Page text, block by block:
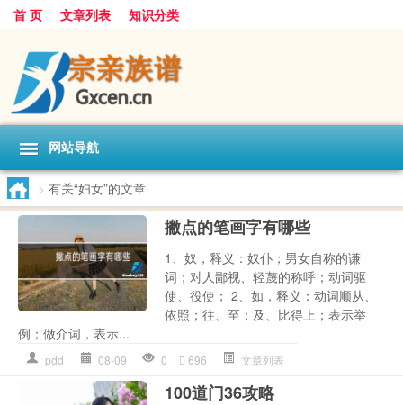
首 页 文章列表 知识分类
网站导航
> 有关“妇女”的文章
撇点的笔画字有哪些
1、奴，释义：奴仆；男女自称的谦
词；对人鄙视、轻蔑的称呼；动词驱
使、役使； 2、如，释义：动词顺从、
依照；往、至；及、比得上；表示举
例；做介词，表示...
pdd 08-09 0 696 文章列表
100道门36攻略